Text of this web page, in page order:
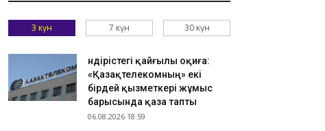
07.08.2026 18:20
әкелгендер әшкереленді
07.08.2026 18:07
Қазақстандық ескек есушілер Азия
чемпионатында 4 медаль жеңіп алды
3 күн 7 күн 30 күн
Өндірістегі қайғылы оқиға:
«Қазақтелекомның» екі
бірдей қызметкері жұмыс
барысында қаза тапты
06.08.2026 18:59